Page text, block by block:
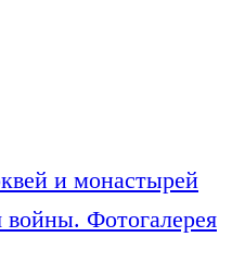
и монастырей
войны. Фотогалерея